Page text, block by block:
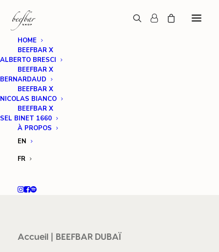
HOME
BEEFBAR X
ALBERTO BRESCI
BEEFBAR X
BERNARDAUD
BEEFBAR X
NICOLAS BIANCO
BEEFBAR X
SEL BINET 1660
À PROPOS
EN
FR
Accueil BEEFBAR DUBAÏ